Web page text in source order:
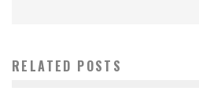
RELATED POSTS